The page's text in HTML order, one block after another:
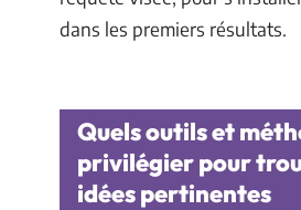
dans les premiers résultats.
Quels outils et
privilégier pour
idées pertinentes